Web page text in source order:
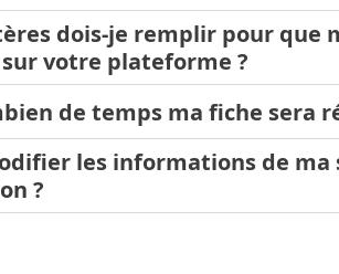
fiche. Pour augmenter votre
payantessont disponibles.
tous les lieux en location pour des
séminaire
réception
gym
conférence / auditorium
dois-je remplir pour que
votre plateforme ?
être située en Suisse.
doit être disponible pour la location
de temps ma fiche sera
notre équipe validera votre fiche
les informations de ma
?